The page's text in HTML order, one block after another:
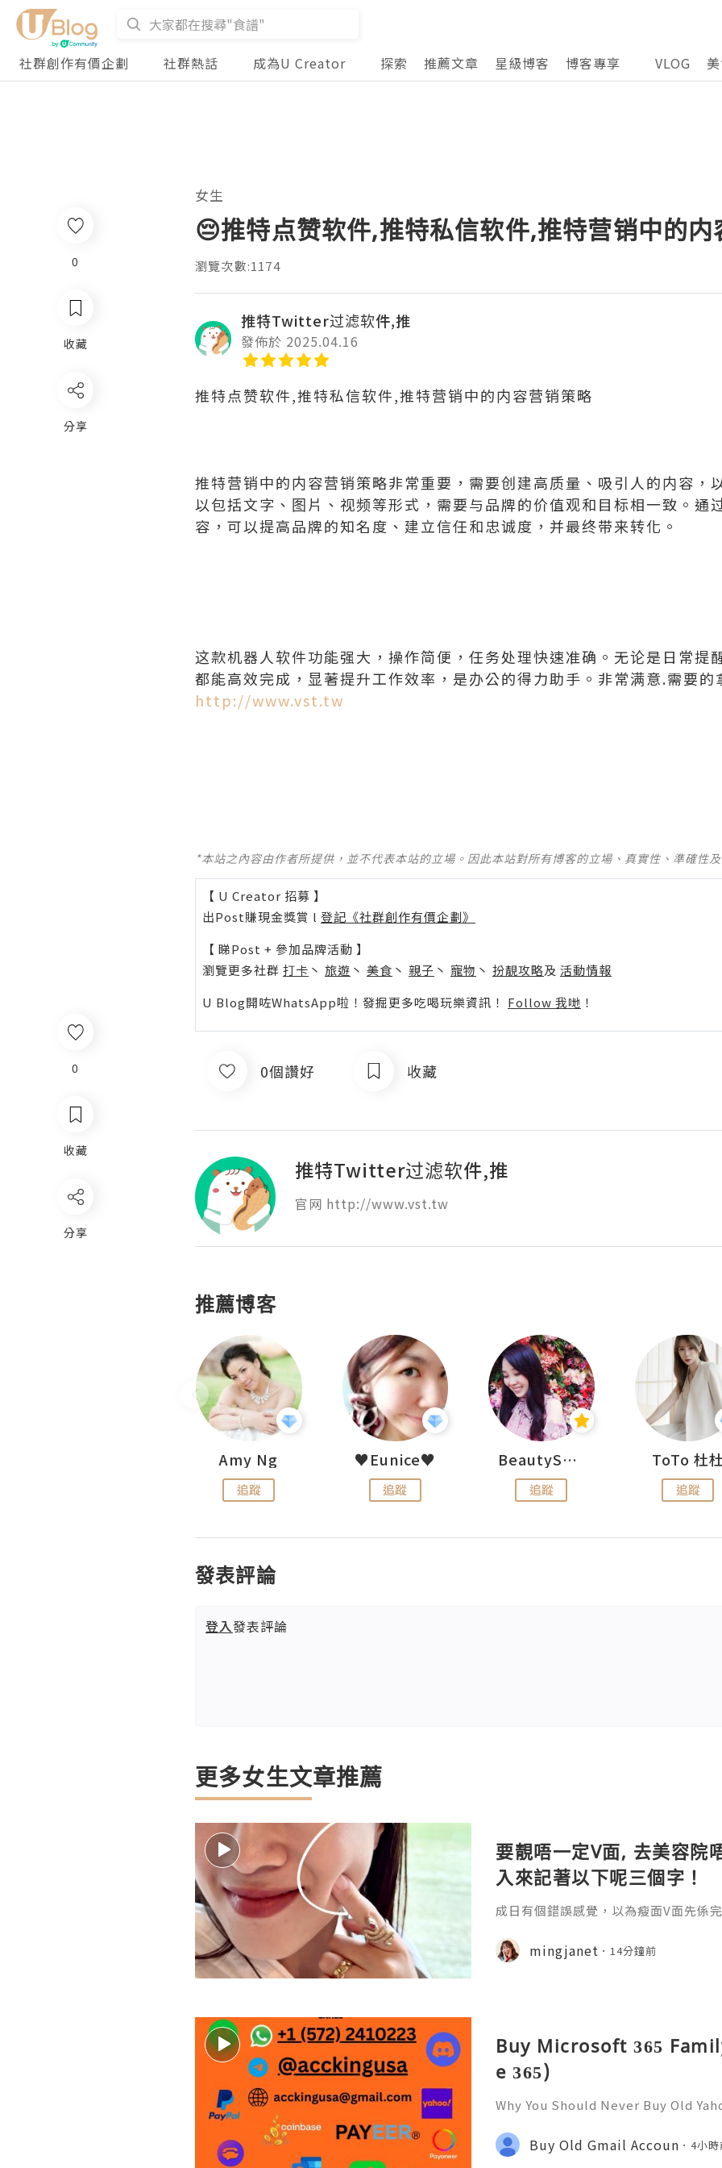
社群創作有價企劃 社群熱話 成為U Creator 探索 推薦文章 星級博客 博客專享 VLOG
0
收藏
分享
女生
😔推特点赞软件,推特私信软件,推特营销中的
瀏覽次數:1174
推特Twitter过滤软件,推
發佈於 2025.04.16
推特点赞软件,推特私信软件,推特营销中的内容营销策略
推特营销中的内容营销策略非常重要，需要创建高质量、吸引人的内容，
以包括文字、图片、视频等形式，需要与品牌的价值观和目标相一致。通
容，可以提高品牌的知名度、建立信任和忠诚度，并最终带来转化。
这款机器人软件功能强大，操作简便，任务处理快速准确。无论是日常提
都能高效完成，显著提升工作效率，是办公的得力助手。非常满意.需要
http://www.vst.tw
*本站之內容由作者所提供，並不代表本站的立場。因此本站對所有博客的立場、真實性、準確性
【 U Creator 招募 】
出Post賺現金獎賞 l 登記《社群創作有價企劃》
【 睇Post + 參加品牌活動 】
瀏覽更多社群 打卡 丶 旅遊 丶 美食 丶 親子 丶 寵物 丶 扮靚攻略及 活動情報
U Blog開咗WhatsApp啦！發掘更多吃喝玩樂資訊！ Follow 我哋 ！
0個讚好 收藏
推特Twitter过滤软件,推
官网 http://www.vst.tw
推薦博客
Amy Ng
追蹤
♥Eunice♥
追蹤
BeautySearch
追蹤
ToTo 杜
追蹤
發表評論
登入發表評論
更多女生文章推薦
要靚唔一定V面, 去美容院
入來記著以下呢三個字！
成日有個錯誤感覺，以為瘦面V面先係
療程係=做Duo Tite + Oligio 呢2部機
mingjanet 14分鐘前
Buy Microsoft 365
e 365)
Why You Should Never Buy Old
onal communication, business
ccount recovery. Because of
Buy Old Gmail Accoun 4小
0
收藏
分享